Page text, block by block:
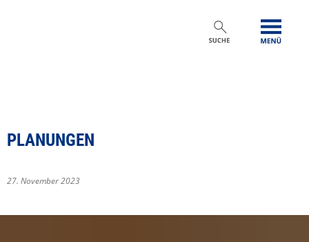
PLANUNGEN
27. November 2023